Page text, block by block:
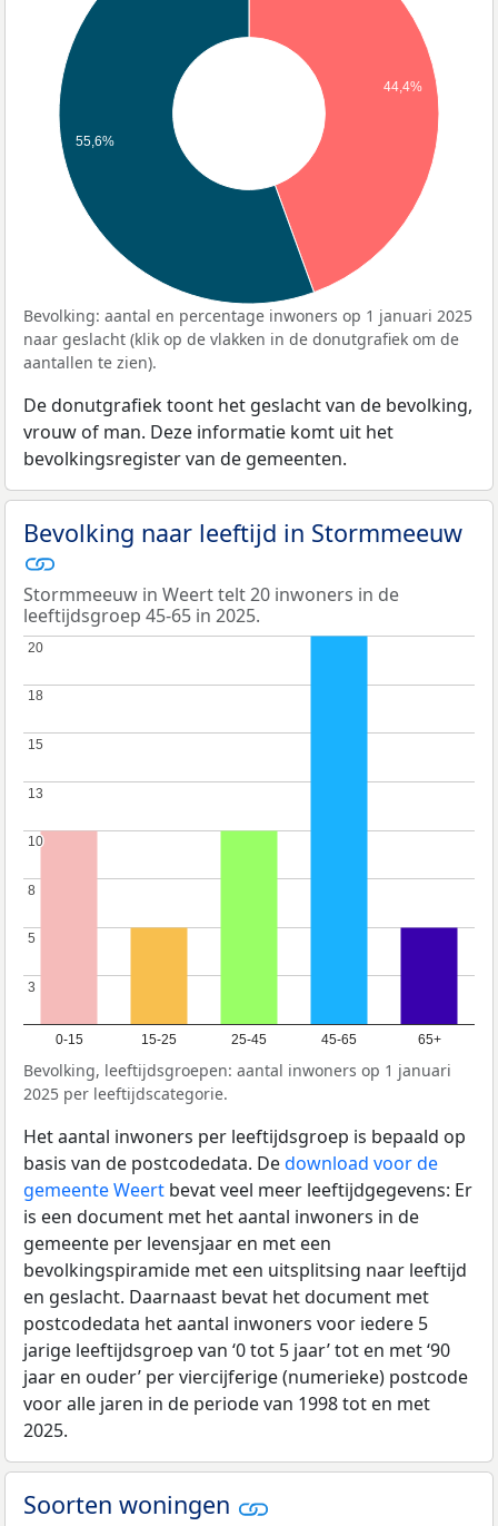
44,4%
55,6%
Bevolking: aantal en percentage inwoners op 1 januari 2025
naar geslacht (klik op de vlakken in de donutgrafiek om de
aantallen te zien).
De donutgrafiek toont het geslacht van de bevolking,
vrouw of man. Deze informatie komt uit het
bevolkingsregister van de gemeenten.
Bevolking naar leeftijd in Stormmeeuw
Stormmeeuw in Weert telt 20 inwoners in de
leeftijdsgroep 45-65 in 2025.
0-15 15-25 25-45 45-65 65+
3
3
5
5
8
8
10
10
13
13
15
15
18
18
20
20
Bevolking, leeftijdsgroepen: aantal inwoners op 1 januari
2025 per leeftijdscategorie.
Het aantal inwoners per leeftijdsgroep is bepaald op
basis van de postcodedata. Dedownload voor de
gemeente Weert bevat veel meer leeftijdgegevens: Er
is een document met het aantal inwoners in de
gemeente per levensjaar en met een
bevolkingspiramide met een uitsplitsing naar leeftijd
en geslacht. Daarnaast bevat het document met
postcodedata het aantal inwoners voor iedere 5
jarige leeftijdsgroep van ‘0 tot 5 jaar’ tot en met ‘90
jaar en ouder’ per viercijferige (numerieke) postcode
voor alle jaren in de periode van 1998 tot en met
2025.
Soorten woningen